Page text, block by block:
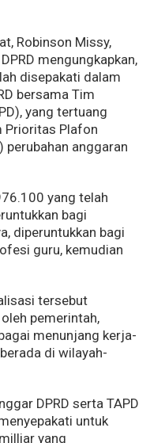
Robinson Missy,
mengungkapkan,
disepakati dalam
bersama Tim
yang tertuang
Prioritas Plafon
perubahan anggaran
yang telah
bagi
diperuntukkan bagi
guru, kemudian
tersebut
pemerintah,
menunjang kerja-
di wilayah-
DPRD serta TAPD
untuk
yang